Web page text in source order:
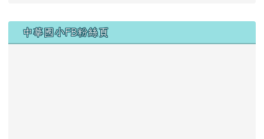
右邊區域內容
中華國小FB粉絲頁